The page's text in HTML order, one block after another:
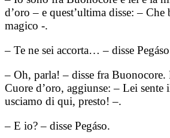
d’oro – e quest’ultima disse: –
magico -.
– Te ne sei accorta… – disse
– Oh, parla! – disse fra Buonocore.
Cuore d’oro, aggiunse: – Lei
usciamo di qui, presto! –.
– E io? – disse Pegáso.